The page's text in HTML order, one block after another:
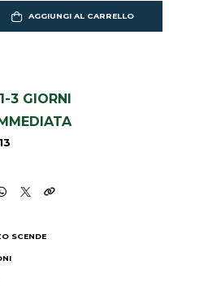
AGGIUNGI AL CARRELLO
3 GIORNI
SCENDE